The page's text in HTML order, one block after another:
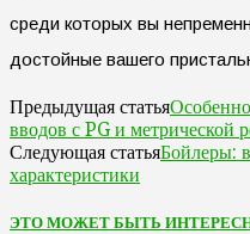
среди которых вы
достойные вашего
Предыдущая статья
вводов с PG и метрической
Следующая статьяБойлеры:
характеристики
ЭТО МОЖЕТ БЫТЬ